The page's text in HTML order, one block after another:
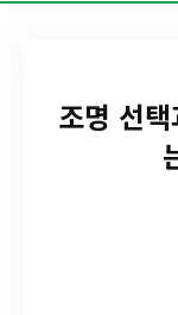
조명 선